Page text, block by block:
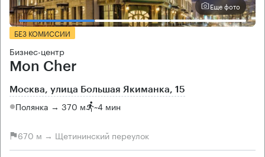
Еще фото
БЕЗ КОМИССИИ
Бизнес-центр
Mon Cher
Москва, улица Большая Якиманка, 15
Полянка → 370 м ~4 мин
670 м → Щетининский переулок